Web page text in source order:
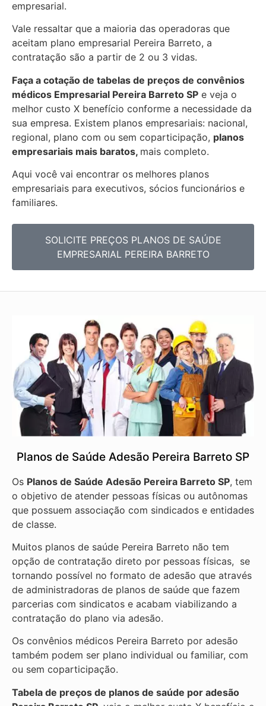
empresarial.
Vale ressaltar que a maioria das operadoras que
aceitam plano empresarial Pereira Barreto, a
contratação são a partir de 2 ou 3 vidas.
Faça a cotação de tabelas de preços de convênios
médicos Empresarial Pereira Barreto SP e veja o
melhor custo X benefício conforme a necessidade da
sua empresa. Existem planos empresariais: nacional,
regional, plano com ou sem coparticipação, planos
empresariais mais baratos, mais completo.
Aqui você vai encontrar os melhores planos
empresariais para executivos, sócios funcionários e
familiares.
SOLICITE PREÇOS PLANOS DE SAÚDE
EMPRESARIAL PEREIRA BARRETO
Planos de Saúde Adesão Pereira Barreto SP
Os Planos de Saúde Adesão Pereira Barreto SP, tem
o objetivo de atender pessoas físicas ou autônomas
que possuem associação com sindicados e entidades
de classe.
Muitos planos de saúde Pereira Barreto não tem
opção de contratação direto por pessoas físicas, se
tornando possível no formato de adesão que através
de administradoras de planos de saúde que fazem
parcerias com sindicatos e acabam viabilizando a
contratação do plano via adesão.
Os convênios médicos Pereira Barreto por adesão
também podem ser plano individual ou familiar, com
ou sem coparticipação.
Tabela de preços de planos de saúde por adesão